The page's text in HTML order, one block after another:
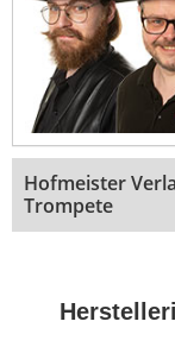
Hofmeister
Trompete